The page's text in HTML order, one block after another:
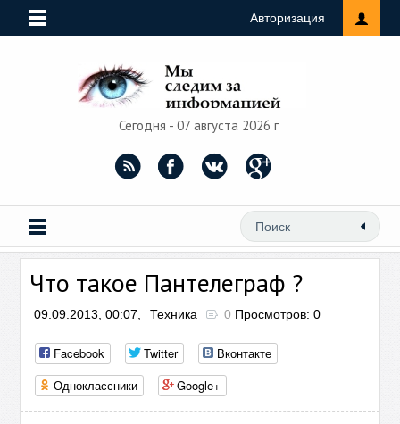
Авторизация
Сегодня - 07 августа 2026 г
Что такое Пантелеграф ?
09.09.2013, 00:07, Техника 0 Просмотров: 0
Facebook Twitter
Вконтакте
Одноклассники
Google+